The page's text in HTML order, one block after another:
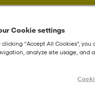
M
Cookie settings
clicking “Accept All Cookies”,
analyze site usage, and